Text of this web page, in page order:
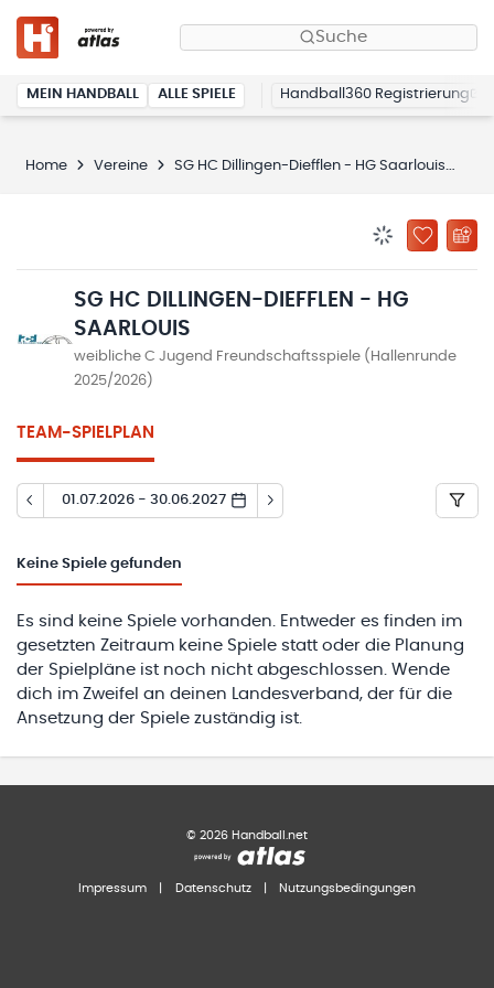
Suche
MEIN HANDBALL ALLE SPIELE Handball360 Registrierung
Home Vereine SG HC Dillingen-Diefflen - HG Saarlouis
ZU
SG HC DILLINGEN-DIEFFLEN - HG
SAARLOUIS
weibliche C Jugend Freundschaftsspiele (Hallenrunde
2025/2026)
TEAM-SPIELPLAN
01.07.2026 - 30.06.2027
Keine Spiele gefunden
Es sind keine Spiele vorhanden. Entweder es finden im
gesetzten Zeitraum keine Spiele statt oder die Planung
der Spielpläne ist noch nicht abgeschlossen. Wende
dich im Zweifel an deinen Landesverband, der für die
Ansetzung der Spiele zuständig ist.
© 2026 Handball.net
Impressum Datenschutz Nutzungsbedingungen